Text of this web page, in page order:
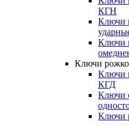
КГН
Ключи
Ключи
Ключи
Ключи
КГД
Ключи
Ключи